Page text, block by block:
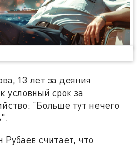
13 лет за деяния
условный срок за
"Больше тут нечего
Рубаев считает, что